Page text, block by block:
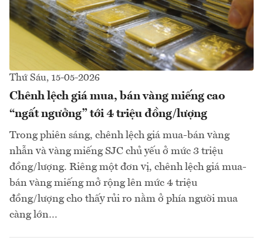
Thứ Sáu, 15-05-2026
Chênh lệch giá mua, bán vàng miếng cao
“ngất ngưởng” tới 4 triệu đồng/lượng
Trong phiên sáng, chênh lệch giá mua-bán vàng
nhẫn và vàng miếng SJC chủ yếu ở mức 3 triệu
đồng/lượng. Riêng một đơn vị, chênh lệch giá mua-
bán vàng miếng mở rộng lên mức 4 triệu
đồng/lượng cho thấy rủi ro nằm ở phía người mua
càng lớn…